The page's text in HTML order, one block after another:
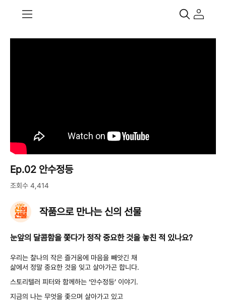
Ep.02 안수정등
조회수 4,414
작품으로 만나는 신의 선물
눈앞의 달콤함을 쫓다가 정작 중요한 것을 놓친 적 있나요?
우리는 찰나의 작은 즐거움에 마음을 빼앗긴 채
삶에서 정말 중요한 것을 잊고 살아가곤 합니다.
스토리텔러 피터와 함께하는 ‘안수정등’ 이야기.
지금의 나는 무엇을 좇으며 살아가고 있고